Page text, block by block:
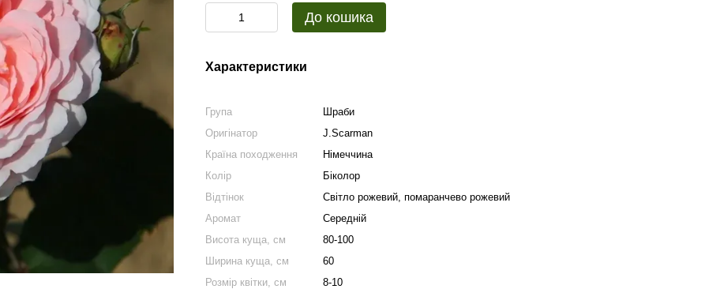
До кошика
Характеристики
Група
Шраби
Оригінатор
J.Scarman
Країна походження
Німеччина
Колір
Біколор
Відтінок
Світло рожевий, помаранчево рожевий
Аромат
Середній
Висота куща, см
80-100
Ширина куща, см
60
Розмір квітки, см
8-10